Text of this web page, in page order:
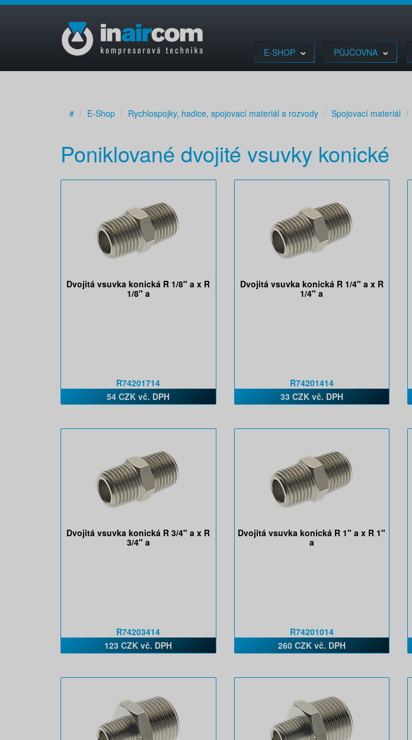
E-SHOP PŮJČOVNA
# E-Shop Rychlospojky, hadice, spojovací materiál a rozvody Spojovací materiál
Poniklované dvojité vsuvky konické
Dvojitá vsuvka konická R 1/8" a x R
1/8" a
R74201714
54 CZK vč. DPH
Dvojitá vsuvka konická R 1/4" a x R
1/4" a
R74201414
33 CZK vč. DPH
Dvojitá vsuvka konická R 3/4" a x R
3/4" a
R74203414
123 CZK vč. DPH
Dvojitá vsuvka konická R 1" a x R 1"
a
R74201014
260 CZK vč. DPH